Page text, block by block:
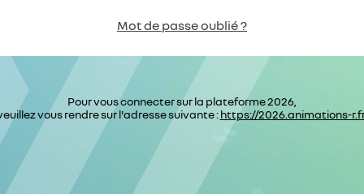
Mot de passe oublié ?
Pour vous connecter sur la plateforme 2026,
vous rendre sur l'adresse suivante :https://2026.animations-